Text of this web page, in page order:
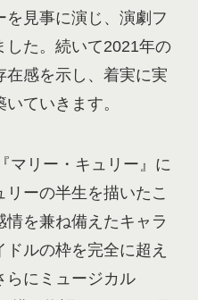
見事に演じ、演劇フ
した。続いて2021年の
在感を示し、着実に実
ていきます。
マリー・キュリー』に
ーの半生を描いたこ
を兼ね備えたキャラ
ルの枠を完全に超え
らにミュージカル